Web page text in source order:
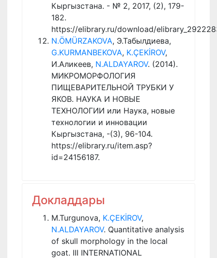
Кыргызстана. - № 2, 2017, (2), 179-
182.
https://elibrary.ru/download/
N.ÖMÜRZAKOVA, Э.Табылдиева,
G.KURMANBEKOVA, K.ÇEKİROV,
И.Аликеев, N.ALDAYAROV. (2014).
МИКРОМОРФОЛОГИЯ
ПИЩЕВАРИТЕЛЬНОЙ ТРУБКИ У
ЯКОВ. НАУКА И НОВЫЕ
ТЕХНОЛОГИИ или Наука, новые
технологии и инновации
Кыргызстана, -(3), 96-104.
https://elibrary.ru/item.asp?
id=24156187.
Докладдары
M.Turgunova, K.ÇEKİROV,
N.ALDAYAROV. Quantitative analysis
of skull morphology in the local
goat. III INTERNATIONAL